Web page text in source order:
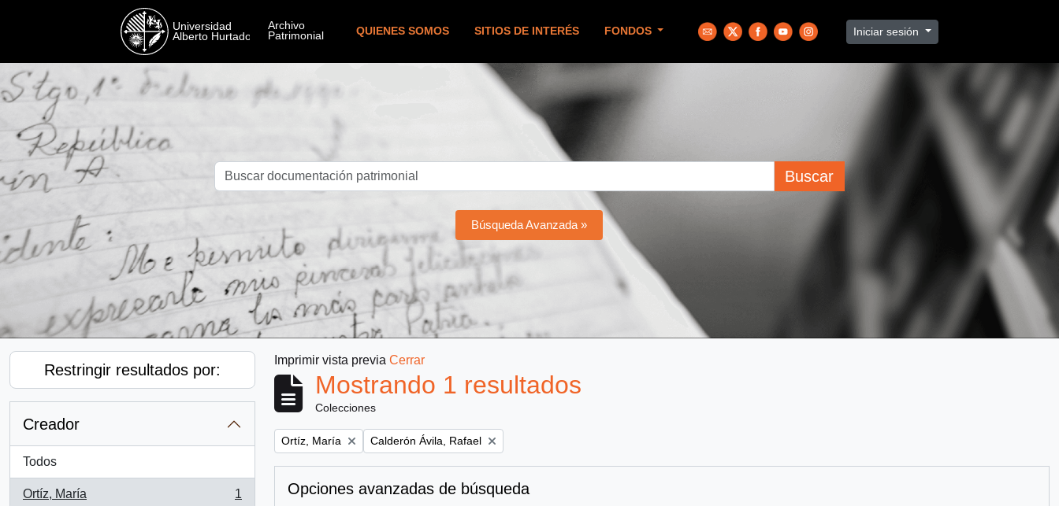
QUIENES SOMOS SITIOS DE INTERÉS FONDOS Iniciar sesión
Buscar
Búsqueda Avanzada »
Restringir resultados por:
Creador
Todos
Ortíz, María
, 1 resultados
1
Imprimir vista previa Cerrar
Mostrando 1 resultados
Colecciones
Remove filter:
Ortíz, María Remove filter:
Calderón Ávila, Rafael
Opciones avanzadas de búsqueda